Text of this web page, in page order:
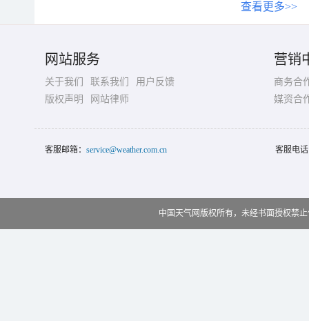
查看更多>>
网站服务
关于我们 联系我们
用户反馈
版权声明
网站律师
营销
商务合
媒资合
客服邮箱： service@weather.com.cn 客服电
中国天气网版权所有，未经书面授权